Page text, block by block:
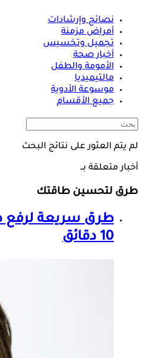
نصائح وإرشادات
أمراض مزمنة
تجميل وتخسيس
أخبار صحة
الأمومة والطفل
مالتيميديا
موسوعة الأدوية
جميع الأقسام
لم يتم العثور على نتائج البحث
أخبار متعلقة بــ
طرق لتحسين طاقتك
طرق سريعة لرفع
10 دقائق